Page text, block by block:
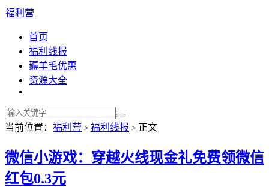
福利营
首页
福利线报
薅羊毛优惠
资源大全
当前位置： 福利营 > 福利线报 > 正文
微信小游戏：穿越火线现金礼免费领微信
红包0.3元